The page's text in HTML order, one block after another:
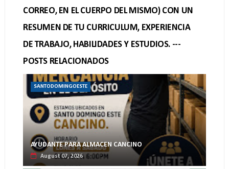
CORREO, EN EL CUERPO DEL MISMO) CON UN
RESUMEN DE TU CURRICULUM, EXPERIENCIA
DE TRABAJO, HABILIDADES Y ESTUDIOS. ---
POSTS RELACIONADOS
SANTODOMINGOESTE
AYUDANTE PARA ALMACEN CANCINO
August 07, 2026